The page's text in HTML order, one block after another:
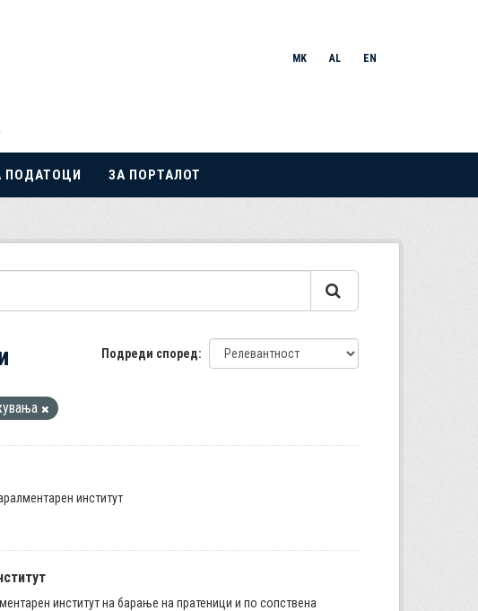
MK AL EN
ПОДАТОЦИ ЗА ПОРТАЛОТ
Подреди според
институт
институт на барање на пратеници и по сопствена